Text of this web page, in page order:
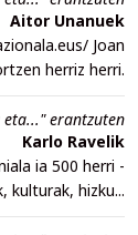
Aitor Unanuek
Joan
herriz herri.
eta..." erantzuten
Karlo Ravelik
ia 500 herri -
kulturak, hizku...